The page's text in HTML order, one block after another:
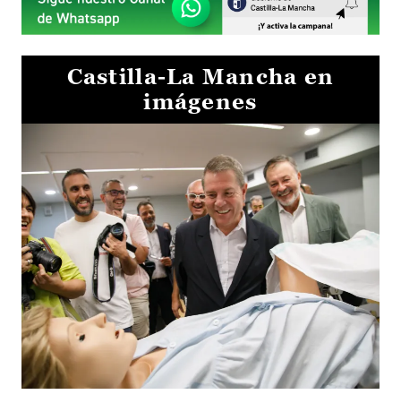
Castilla-La Mancha en
imágenes